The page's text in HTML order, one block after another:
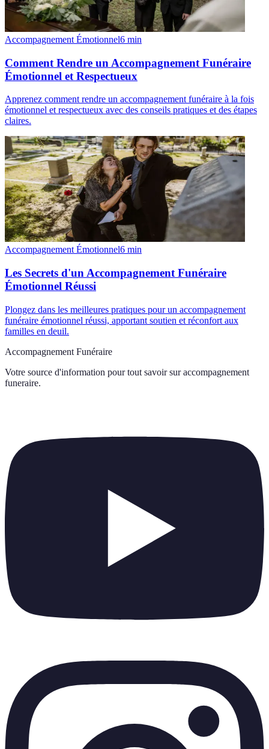
Accompagnement Émotionnel6 min
Comment Rendre un Accompagnement Funéraire
Émotionnel et Respectueux
Apprenez comment rendre un accompagnement funéraire à la fois
émotionnel et respectueux avec des conseils pratiques et des étapes
claires.
Accompagnement Émotionnel6 min
Les Secrets d'un Accompagnement Funéraire
Émotionnel Réussi
Plongez dans les meilleures pratiques pour un accompagnement
funéraire émotionnel réussi, apportant soutien et réconfort aux
familles en deuil.
Accompagnement Funéraire
Votre source d'information pour tout savoir sur accompagnement
funeraire.